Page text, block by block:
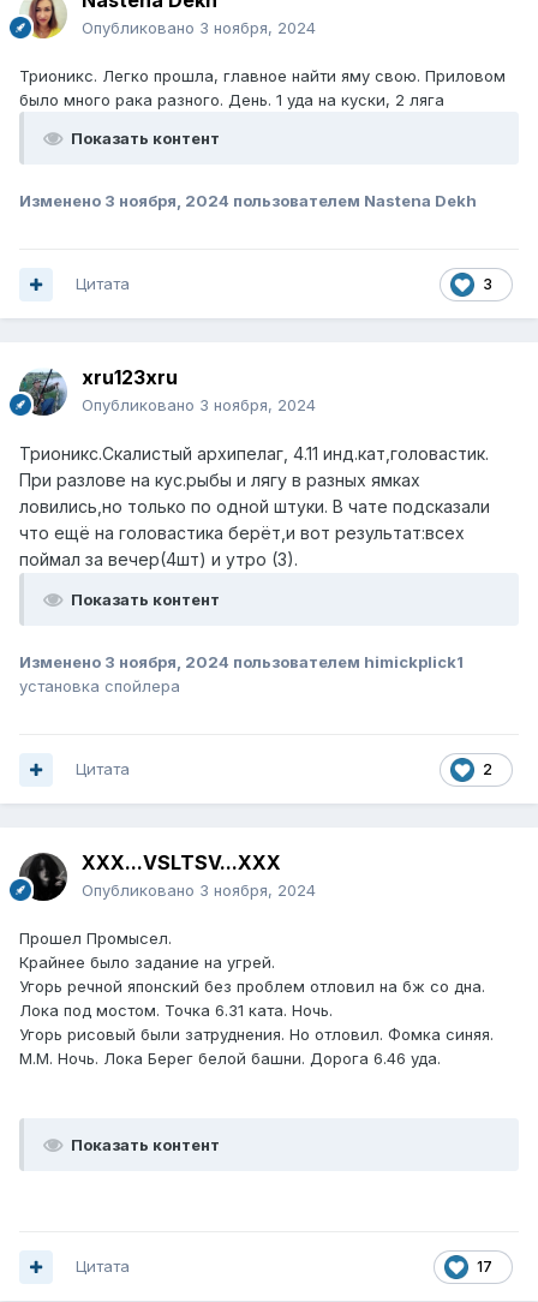
Опубликовано 3 ноября, 2024
Трионикс. Легко прошла, главное найти яму свою. Приловом
было много рака разного. День. 1 уда на куски, 2 ляга
Показать контент
Изменено 3 ноября, 2024 пользователем Nastena Dekh
3
Цитата
xru123xru
Опубликовано 3 ноября, 2024
Трионикс.Скалистый архипелаг, 4.11 инд.кат,головастик.
При разлове на кус.рыбы и лягу в разных ямках
ловились,но только по одной штуки. В чате подсказали
что ещё на головастика берёт,и вот результат:всех
поймал за вечер(4шт) и утро (3).
Показать контент
Изменено 3 ноября, 2024 пользователем himickplick1
установка спойлера
2
Цитата
XXX...VSLTSV...XXX
Опубликовано 3 ноября, 2024
Прошел Промысел.
Крайнее было задание на угрей.
Угорь речной японский без проблем отловил на бж со дна.
Лока под мостом. Точка 6.31 ката. Ночь.
Угорь рисовый были затруднения. Но отловил. Фомка синяя.
М.М. Ночь. Лока Берег белой башни. Дорога 6.46 уда.
Показать контент
17
Цитата